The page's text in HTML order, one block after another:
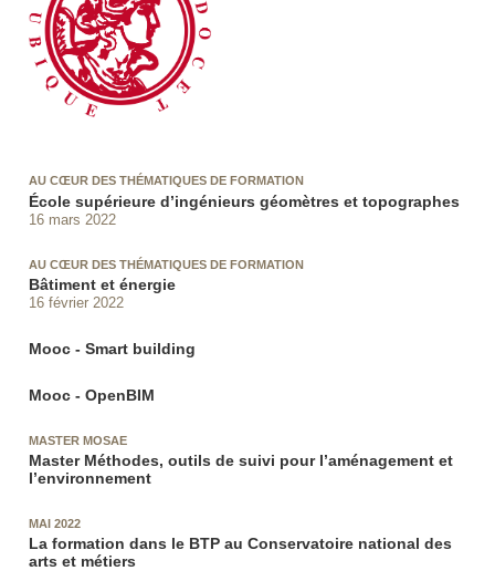
AU CŒUR DES THÉMATIQUES DE FORMATION
École supérieure d’ingénieurs géomètres et topographes
16 mars 2022
AU CŒUR DES THÉMATIQUES DE FORMATION
Bâtiment et énergie
16 février 2022
Mooc - Smart building
Mooc - OpenBIM
MASTER MOSAE
Master Méthodes, outils de suivi pour l’aménagement et
l’environnement
MAI 2022
La formation dans le BTP au Conservatoire national des
arts et métiers